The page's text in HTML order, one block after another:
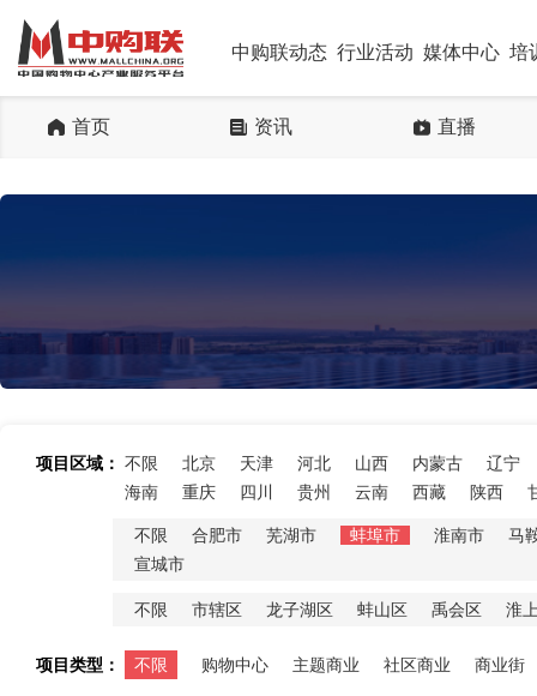
中购联动态 行业活动 媒体中心 培
首页 资讯 直播
项目区域： 不限 北京 天津 河北 山西 内蒙古
辽宁
海南
重庆 四川 贵州 云南 西藏 陕西
不限 合肥市 芜湖市 蚌埠市 淮南市
马
宣城市
不限 市辖区 龙子湖区 蚌山区 禹会区 淮
项目类型： 不限 购物中心 主题商业 社区商业 商业街